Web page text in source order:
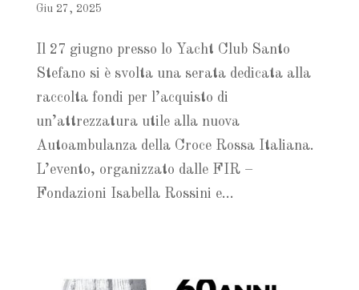
Giu 27, 2025
Il 27 giugno presso lo Yacht Club Santo
Stefano si è svolta una serata dedicata alla
raccolta fondi per l’acquisto di
un’attrezzatura utile alla nuova
Autoambulanza della Croce Rossa Italiana.
L’evento, organizzato dalle FIR –
Fondazioni Isabella Rossini e...